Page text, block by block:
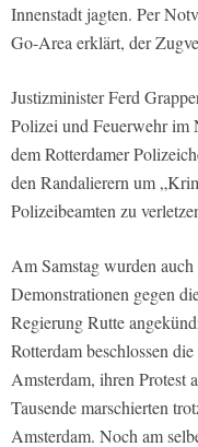
Innenstadt jagten. Per
Go-Area erklärt, der
Justizminister Ferd
Polizei und Feuerwehr im
dem Rotterdamer
den Randalierern um
Polizeibeamten zu
Am Samstag wurden
Demonstrationen gegen
Regierung Rutte
Rotterdam beschlossen
Amsterdam, ihren Protest
Tausende marschierten
Amsterdam. Noch am